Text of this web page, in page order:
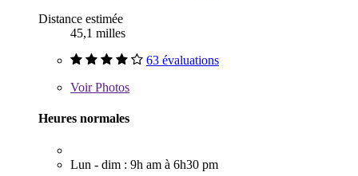
Distance estimée
45,1 milles
63 évaluations
VoirPhotos
Heures normales
Lun - dim : 9h am à 6h30 pm